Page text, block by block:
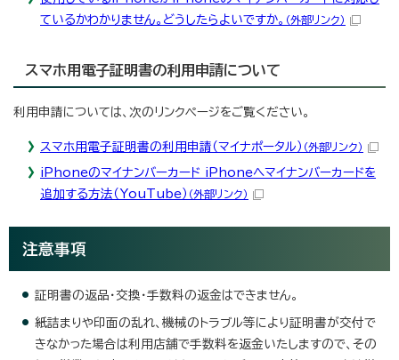
ているかわかりません。どうしたらよいですか。 （外部リンク）
スマホ用電子証明書の利用申請について
利用申請については、次のリンクページをご覧ください。
スマホ用電子証明書の利用申請（マイナポータル） （外部リンク）
iPhoneのマイナンバーカード iPhoneへマイナンバーカードを
追加する方法（YouTube） （外部リンク）
注意事項
証明書の返品・交換・手数料の返金はできません。
紙詰まりや印面の乱れ、機械のトラブル等により証明書が交付で
きなかった場合は利用店舗で手数料を返金いたしますので、その